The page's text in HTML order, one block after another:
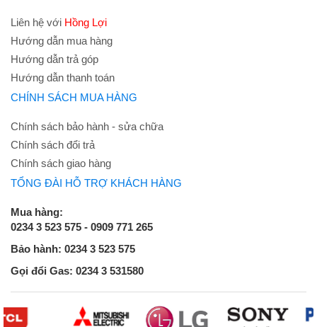
Liên hệ với Hồng Lợi
Hướng dẫn mua hàng
Hướng dẫn trả góp
Hướng dẫn thanh toán
CHÍNH SÁCH MUA HÀNG
Chính sách bảo hành - sửa chữa
Chính sách đổi trả
Chính sách giao hàng
TỔNG ĐÀI HỖ TRỢ KHÁCH HÀNG
Mua hàng:
0234 3 523 575 - 0909 771 265
Bảo hành: 0234 3 523 575
Gọi đổi Gas: 0234 3 531580